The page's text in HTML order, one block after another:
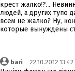
крест жалко!?...
людей, а других тупо
всем не жалко? Ну,
которые вынуждены
bari _ 22.10.2012 13:42